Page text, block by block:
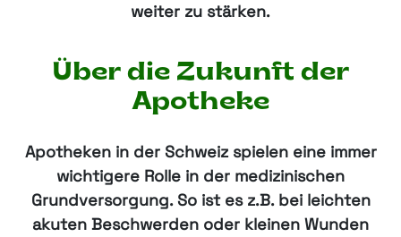
weiter zu stärken.
Über die Zukunft der
Apotheke
Apotheken in der Schweiz spielen eine immer
wichtigere Rolle in der medizinischen
Grundversorgung. So ist es z.B. bei leichten
akuten Beschwerden oder kleinen Wunden